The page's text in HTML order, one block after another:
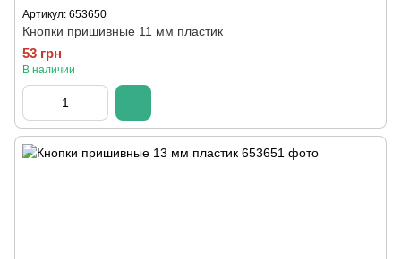
Артикул: 653650
Кнопки пришивные 11 мм пластик
53 грн
В наличии